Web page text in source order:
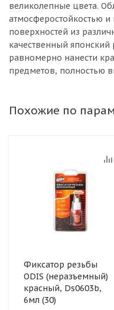
великолепные цвета.
атмосферостойкостью
поверхностей из
качественный японский
равномерно нанести
предметов, полностью
Похожие по
Фиксатор резьбы
ODIS (неразъемный)
красный, Ds0603b,
6мл (30)